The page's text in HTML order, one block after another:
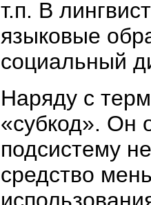
т.п. В
языковые
социальный
Наряду с
«субкод». Он
подсистему
средство